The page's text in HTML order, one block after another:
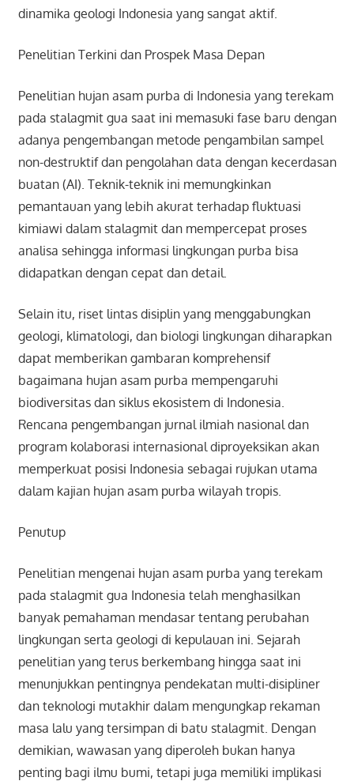
dinamika geologi Indonesia yang sangat aktif.
Penelitian Terkini dan Prospek Masa Depan
Penelitian hujan asam purba di Indonesia yang terekam
pada stalagmit gua saat ini memasuki fase baru dengan
adanya pengembangan metode pengambilan sampel
non-destruktif dan pengolahan data dengan kecerdasan
buatan (AI). Teknik-teknik ini memungkinkan
pemantauan yang lebih akurat terhadap fluktuasi
kimiawi dalam stalagmit dan mempercepat proses
analisa sehingga informasi lingkungan purba bisa
didapatkan dengan cepat dan detail.
Selain itu, riset lintas disiplin yang menggabungkan
geologi, klimatologi, dan biologi lingkungan diharapkan
dapat memberikan gambaran komprehensif
bagaimana hujan asam purba mempengaruhi
biodiversitas dan siklus ekosistem di Indonesia.
Rencana pengembangan jurnal ilmiah nasional dan
program kolaborasi internasional diproyeksikan akan
memperkuat posisi Indonesia sebagai rujukan utama
dalam kajian hujan asam purba wilayah tropis.
Penutup
Penelitian mengenai hujan asam purba yang terekam
pada stalagmit gua Indonesia telah menghasilkan
banyak pemahaman mendasar tentang perubahan
lingkungan serta geologi di kepulauan ini. Sejarah
penelitian yang terus berkembang hingga saat ini
menunjukkan pentingnya pendekatan multi-disipliner
dan teknologi mutakhir dalam mengungkap rekaman
masa lalu yang tersimpan di batu stalagmit. Dengan
demikian, wawasan yang diperoleh bukan hanya
penting bagi ilmu bumi, tetapi juga memiliki implikasi